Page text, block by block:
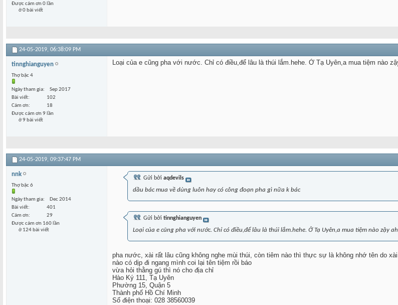
Được cám ơn 0 lần
ở 0 bài viết
24-05-2019, 06:38:09 PM
tinnghianguyen
Thợ bậc 4
Ngày tham gia
Sep 2017
Bài viết
102
Cám ơn
18
Được cám ơn 9 lần
ở 9 bài viết
Loại của e cũng pha với nước. Chỉ có điều,để lâu là thúi lắm.hehe. Ở Tạ Uyên,a mua tiệm nào
24-05-2019, 09:37:47 PM
nnk
Thợ bậc 6
Ngày tham gia
Dec 2014
Bài viết
401
Cám ơn
29
Được cám ơn 160 lần
ở 124 bài viết
Gửi bởi aqdevils
dầu bác mua về dùng luôn hay có công đoạn pha gì nữa k bác
Gửi bởi tinnghianguyen
Loại của e cũng pha với nước. Chỉ có điều,để lâu là thúi lắm.hehe. Ở Tạ Uyên,a mua tiệm nào zậy
pha nước, xài rất lâu cũng không nghe mùi thúi, còn tiêm nào thì thực sự là không nhớ tên do
nào có dịp đi ngang mình coi lại tên tiệm rồi báo
vừa hỏi thằng gú thì nó cho địa chỉ
Hào Ký 111, Tạ Uyên
Phường 15, Quận 5
Thành phố Hồ Chí Minh
Số điện thoại: 028 38560039